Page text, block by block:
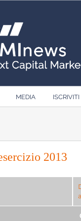
MEDIA ISCRIVITI
2013